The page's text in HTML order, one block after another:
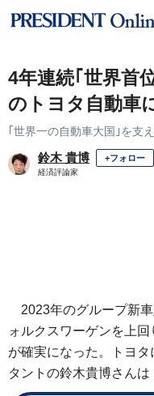
4年連続｢世界首
のトヨタ自動車
｢世界一の自動車大国｣を支
鈴木 貴博 +フォロー
経済評論家
2023年のグループ新
ォルクスワーゲンを上
が確実になった。トヨ
タントの鈴木貴博さん